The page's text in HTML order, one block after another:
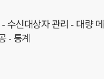
수신대상자 관리 - 대량
- 통계